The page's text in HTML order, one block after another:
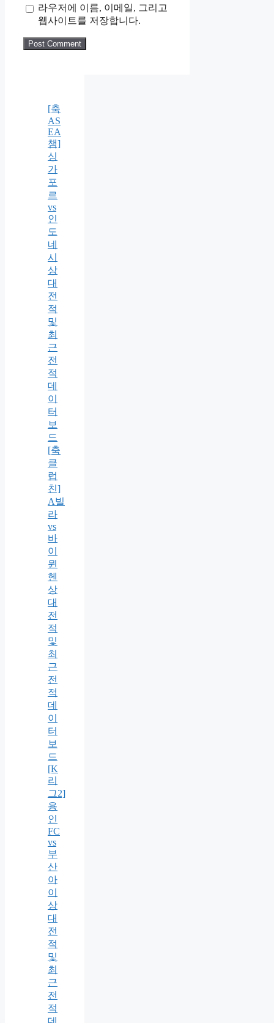
라우저에 이름, 이메일, 그리고
웹사이트를 저장합니다.
[축
AS
EA
챔]
싱
가
포
르
vs
인
도
네
시
상
대
전
적
및
최
근
전
적
데
이
터
보
드
[축
클
럽
친]
A빌
라
vs
바
이
뮌
헨
상
대
전
적
및
최
근
전
적
데
이
터
보
드
[K
리
그2]
용
인
FC
vs
부
산
아
이
상
대
전
적
및
최
근
전
적
데